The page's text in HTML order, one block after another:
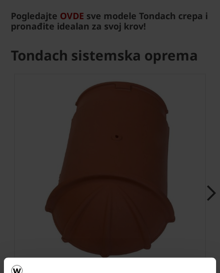
Pogledajte OVDE sve modele Tondach crepa i
pronađite idealan za svoj krov!
Tondach sistemska oprema
Next